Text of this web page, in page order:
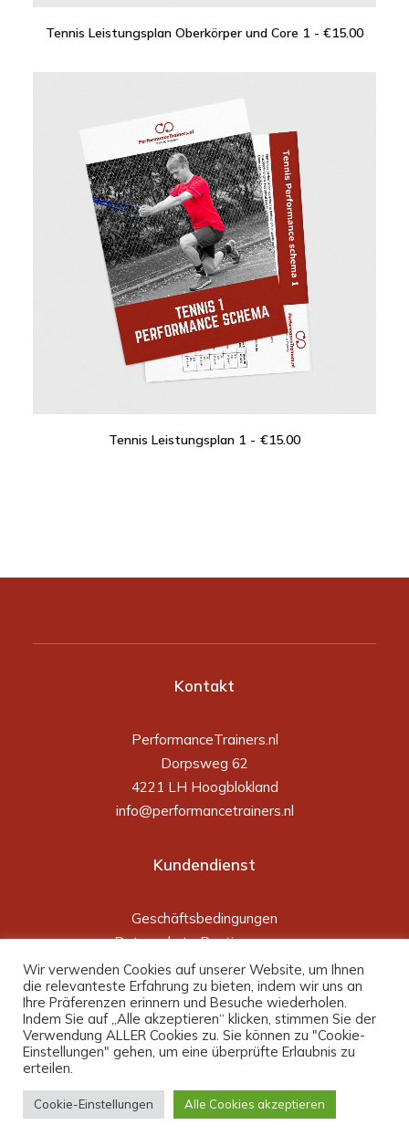
IN DEN WARENKORB
Tennis Leistungsplan Oberkörper und Core 1 €15.00
IN DEN WARENKORB
Tennis Leistungsplan 1 €15.00
Kontakt
PerformanceTrainers.nl
Dorpsweg 62
4221 LH Hoogblokland
info@performancetrainers.nl
Kundendienst
Geschäftsbedingungen
Datenschutz-Bestimmungen
Versand- und Lieferbedingungen
Speisekarte
Geschäft
Schulungsvideos
Wir verwenden Cookies auf unserer Website, um Ihnen
die relevanteste Erfahrung zu bieten, indem wir uns an
Ihre Präferenzen erinnern und Besuche wiederholen.
Indem Sie auf „Alle akzeptieren“ klicken, stimmen Sie der
Verwendung ALLER Cookies zu. Sie können zu "Cookie-
Einstellungen" gehen, um eine überprüfte Erlaubnis zu
erteilen.
Cookie-Einstellungen Alle Cookies akzeptieren